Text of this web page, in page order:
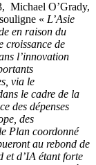
Michael O’Grady,
« L’Asie
en raison du
croissance de
l’innovation
via le
le cadre de la
des dépenses
des
Plan coordonné
au rebond de
et d’IA étant forte